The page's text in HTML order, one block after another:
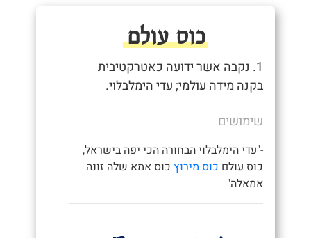
כוס עולם
1. נקבה אשר ידועה כאטרקטיבית
בקנה מידה עולמי; עדי הימלבלוי.
שימושים
-"עדי הימלבלוי הבחורה הכי יפה בישראל,
כוס עולם כוס מירוץ כוס אמא שלה זונה
אמאלה"